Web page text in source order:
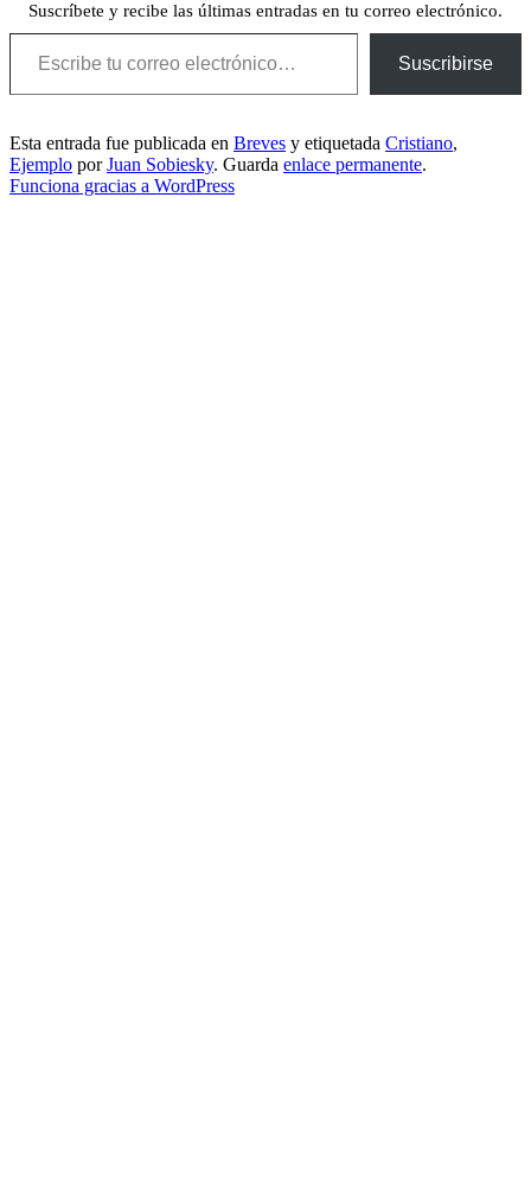
Suscríbete y recibe las últimas entradas en tu correo electrónico.
Escribe tu correo electrónico…
Suscribirse
Esta entrada fue publicada en Breves y etiquetada Cristiano,
Ejemplo porJuan Sobiesky. Guarda enlace permanente.
Funciona gracias a WordPress